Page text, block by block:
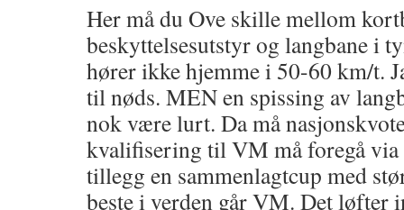
Her må du Ove skille mellom
beskyttelsesutstyr og langbane i
hører ikke hjemme i 50-60 km/t.
til nøds. MEN en spissing av
nok være lurt. Da må
kvalifisering til VM må foregå
tillegg en sammenlagtcup med
beste i verden går VM. Det løfter